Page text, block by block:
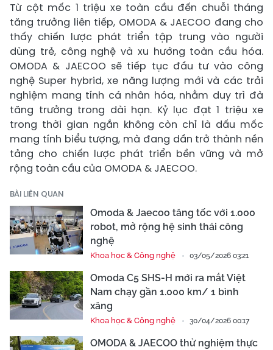
Từ cột mốc 1 triệu xe toàn cầu đến chuỗi tháng
tăng trưởng liên tiếp, OMODA & JAECOO đang cho
thấy chiến lược phát triển tập trung vào người
dùng trẻ, công nghệ và xu hướng toàn cầu hóa.
OMODA & JAECOO sẽ tiếp tục đầu tư vào công
nghệ Super hybrid, xe năng lượng mới và các trải
nghiệm mang tính cá nhân hóa, nhằm duy trì đà
tăng trưởng trong dài hạn. Kỷ lục đạt 1 triệu xe
trong thời gian ngắn không còn chỉ là dấu mốc
mang tính biểu tượng, mà đang dần trở thành nền
tảng cho chiến lược phát triển bền vững và mở
rộng toàn cầu của OMODA & JAECOO.
BÀI LIÊN QUAN
Omoda & Jaecoo tăng tốc với 1.000
robot, mở rộng hệ sinh thái công
nghệ
Khoa học & Công nghệ 03/05/2026 03:21
Omoda C5 SHS-H mới ra mắt Việt
Nam chạy gần 1.000 km/ 1 bình
xăng
Khoa học & Công nghệ 30/04/2026 00:17
OMODA & JAECOO thử nghiệm thực